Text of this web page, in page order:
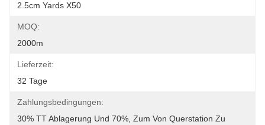
2.5cm Yards X50
MOQ:
2000m
Lieferzeit:
32 Tage
Zahlungsbedingungen:
30% TT Ablagerung Und 70%, Zum Von Querstation Zu